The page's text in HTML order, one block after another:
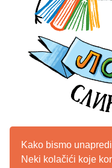
Kako bismo
Neki kolačići koje